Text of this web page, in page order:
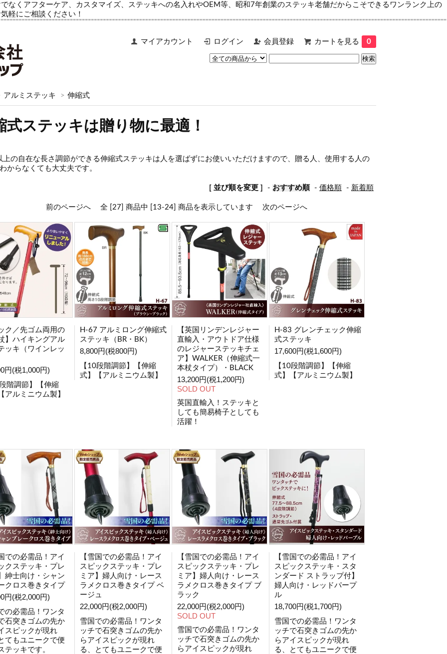
なくアフターケア、カスタマイズ、ステッキへの名入れやOEM等、昭和7年創業のステッキ老舗だからこそできるワンランク上の
軽にご相談ください！
マイアカウント ログイン 会員登録 カートを見る 0
アルミステッキ > 伸縮式
式ステッキは贈り物に最適！
上の自在な長さ調節ができる伸縮式ステッキは人を選ばずにお使いいただけますので、贈る人、使用する人の
からなくても大丈夫です。
[ 並び順を変更 ] - おすすめ順 - 価格順 - 新着順
前のページへ 全 [27] 商品中 [13-24] 商品を表示しています 次のページへ
ク／先ゴム両用の
】ハイキングアル
ッキ（ワインレッ
円(税1,000円)
階調節】【伸縮
アルミニウム製】
H-67 アルミロング伸縮式
ステッキ（BR・BK）
8,800円(税800円)
【10段階調節】【伸縮
式】【アルミニウム製】
【英国リンデンレジャー
直輸入・アウトドア仕様
のレジャーステッキチェ
ア】WALKER（伸縮式一
本杖タイプ）・BLACK
13,200円(税1,200円)
SOLD OUT
英国直輸入！ステッキと
しても簡易椅子としても
活躍！
H-83 グレンチェック伸縮
式ステッキ
17,600円(税1,600円)
【10段階調節】【伸縮
式】【アルミニウム製】
での必需品！アイ
クステッキ・プレ
紳士向け・シャン
クロス巻きタイプ
円(税2,000円)
の必需品！ワンタ
石突きゴムの先か
スピックが現れ
てもユニークで便
テッキです。
【雪国での必需品！アイ
スピックステッキ・プレ
ミア】婦人向け・レース
ラメクロス巻きタイプ ベ
ージュ
22,000円(税2,000円)
雪国での必需品！ワンタ
ッチで石突きゴムの先か
らアイスピックが現れ
る、とてもユニークで便
【雪国での必需品！アイ
スピックステッキ・プレ
ミア】婦人向け・レース
ラメクロス巻きタイプ ブ
ラック
22,000円(税2,000円)
SOLD OUT
雪国での必需品！ワンタ
ッチで石突きゴムの先か
らアイスピックが現れ
【雪国での必需品！アイ
スピックステッキ・スタ
ンダード ストラップ付】
婦人向け・レッドパープ
ル
18,700円(税1,700円)
雪国での必需品！ワンタ
ッチで石突きゴムの先か
らアイスピックが現れ
る、とてもユニークで便